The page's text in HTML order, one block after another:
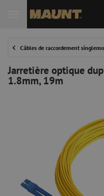
Câbles de raccordement
Jarretière optique
1.8mm, 19m